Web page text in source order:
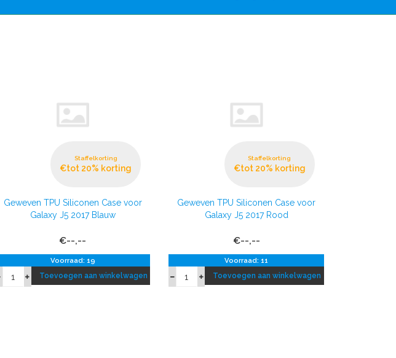
Staffelkorting
€tot 20% korting
Geweven TPU Siliconen Case voor
Galaxy J5 2017 Blauw
€--,--
Voorraad: 19
Toevoegen aan winkelwagen
Staffelkorting
€tot 20% korting
Geweven TPU Siliconen Case voor
Galaxy J5 2017 Rood
€--,--
Voorraad: 11
Toevoegen aan winkelwagen